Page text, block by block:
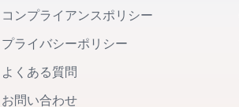
コンプライアンスポリシー
プライバシーポリシー
よくある質問
お問い合わせ